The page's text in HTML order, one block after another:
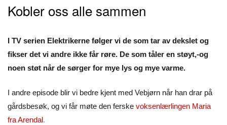
Kobler oss alle sammen
I TV serien Elektrikerne følger vi de som tar av dekslet og
fikser det vi andre ikke får røre. De som tåler en støyt,-og
noen støt når de sørger for mye lys og mye varme.
I andre episode blir vi bedre kjent med Vebjørn når han drar på
gårdsbesøk, og vi får møte den ferske voksenlærlingen Maria
fra Arendal.